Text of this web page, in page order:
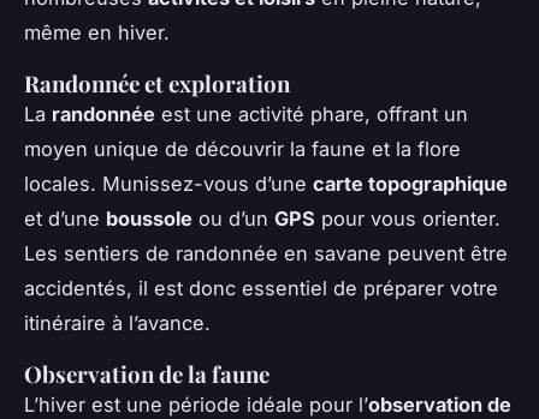
même en hiver.
Randonnée et exploration
La randonnée est une activité phare, offrant un
moyen unique de découvrir la faune et la flore
locales. Munissez-vous d’une carte topographique
et d’une boussole ou d’un GPS pour vous orienter.
Les sentiers de randonnée en savane peuvent être
accidentés, il est donc essentiel de préparer votre
itinéraire à l’avance.
Observation de la faune
L’hiver est une période idéale pour l’observation de